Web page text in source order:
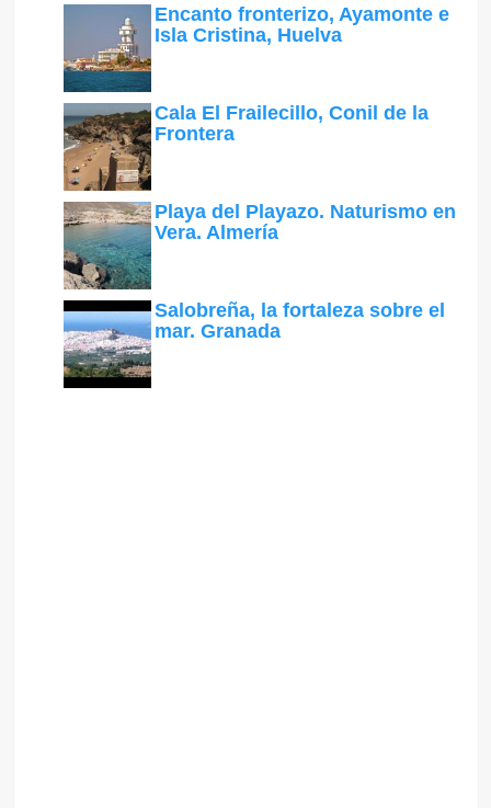
Encanto fronterizo, Ayamonte e
Isla Cristina, Huelva
Cala El Frailecillo, Conil de la
Frontera
Playa del Playazo. Naturismo en
Vera. Almería
Salobreña, la fortaleza sobre el
mar. Granada